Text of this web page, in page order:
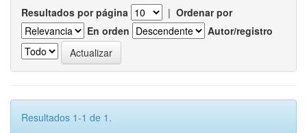
Resultados por página | Ordenar por
En orden
Autor/registro
Resultados 1-1 de 1.